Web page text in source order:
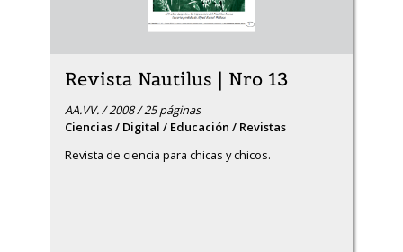
Revista Nautilus | Nro 13
AA.VV. / 2008 / 25 páginas
Ciencias / Digital / Educación / Revistas
Revista de ciencia para chicas y chicos.